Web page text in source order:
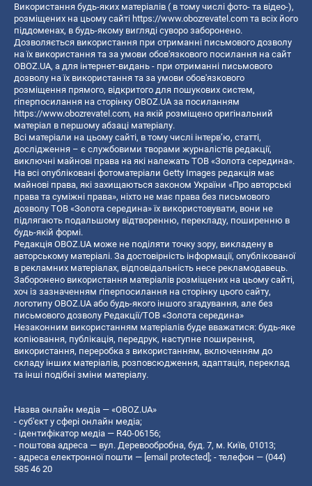
Використання будь-яких матеріалів ( в тому числі фото- та відео-),
розміщених на цьому сайті https://www.obozrevatel.com та всіх його
піддоменах, в будь-якому вигляді суворо заборонено.
Дозволяється використання при отриманні письмового дозволу
на їх використання та за умови обов'язкового посилання на сайт
OBOZ.UA, а для інтернет-видань - при отриманні письмового
дозволу на їх використання та за умови обов'язкового
розміщення прямого, відкритого для пошукових систем,
гіперпосилання на сторінку OBOZ.UA за посиланням
https://www.obozrevatel.com, на якій розміщено оригінальний
матеріал в першому абзаці матеріалу.
Всі матеріали на цьому сайті, в тому числі інтерв’ю, статті,
дослідження – є службовими творами журналістів редакції,
виключні майнові права на які належать ТОВ «Золота середина».
На всі опубліковані фотоматеріали Getty Images редакція має
майнові права, які захищаються законом України «Про авторські
права та суміжні права», ніхто не має права без письмового
дозволу ТОВ «Золота середина» їх використовувати, вони не
підлягають подальшому відтворенню, перекладу, поширенню в
будь-якій формі.
Редакція OBOZ.UA може не поділяти точку зору, викладену в
авторському матеріалі. За достовірність інформації, опублікованої
в рекламних матеріалах, відповідальність несе рекламодавець.
Заборонено використання матеріалів розміщених на цьому сайті,
хоч із зазначенням гіперпосилання на сторінку цього сайту,
логотипу OBOZ.UA або будь-якого іншого згадування, але без
письмового дозволу Редакції/ТОВ «Золота середина»
Незаконним використанням матеріалів буде вважатися: будь-яке
копiювання, публiкацiя, передрук, наступне поширення,
використання, переробка з використанням, включенням до
складу інших матеріалів, розповсюдження, адаптація, переклад
та інші подібні зміни матеріалу.
Назва онлайн медіа — «OBOZ.UA»
- суб'єкт у сфері онлайн медіа;
- ідентифікатор медіа — R40-06156;
- поштова адреса — вул. Деревообробна, буд. 7, м. Київ, 01013;
- адреса електронної пошти — [email protected]; - телефон — (044)
585 46 20